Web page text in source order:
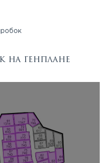
на генплане